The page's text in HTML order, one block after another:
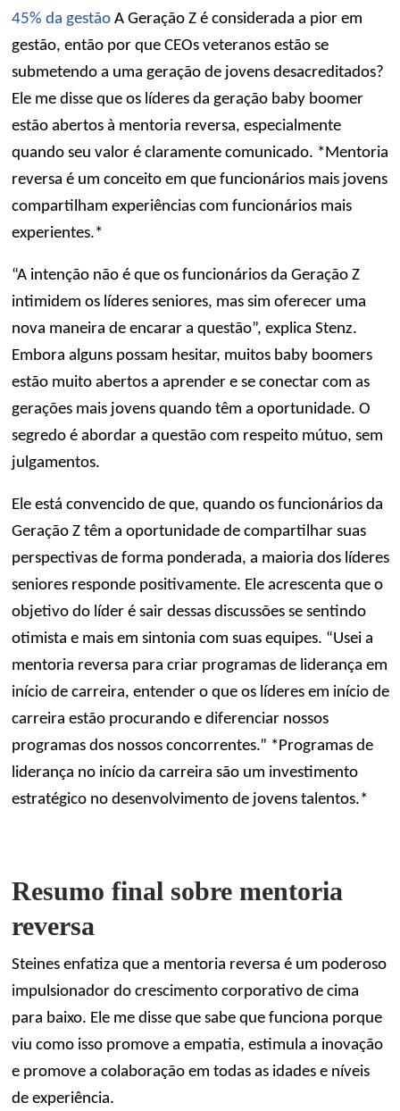
45% da gestãoA Geração Z é considerada a pior em
gestão, então por que CEOs veteranos estão se
submetendo a uma geração de jovens desacreditados?
Ele me disse que os líderes da geração baby boomer
estão abertos à mentoria reversa, especialmente
quando seu valor é claramente comunicado. *Mentoria
reversa é um conceito em que funcionários mais jovens
compartilham experiências com funcionários mais
experientes.*
“A intenção não é que os funcionários da Geração Z
intimidem os líderes seniores, mas sim oferecer uma
nova maneira de encarar a questão”, explica Stenz.
Embora alguns possam hesitar, muitos baby boomers
estão muito abertos a aprender e se conectar com as
gerações mais jovens quando têm a oportunidade. O
segredo é abordar a questão com respeito mútuo, sem
julgamentos.
Ele está convencido de que, quando os funcionários da
Geração Z têm a oportunidade de compartilhar suas
perspectivas de forma ponderada, a maioria dos líderes
seniores responde positivamente. Ele acrescenta que o
objetivo do líder é sair dessas discussões se sentindo
otimista e mais em sintonia com suas equipes. “Usei a
mentoria reversa para criar programas de liderança em
início de carreira, entender o que os líderes em início de
carreira estão procurando e diferenciar nossos
programas dos nossos concorrentes.” *Programas de
liderança no início da carreira são um investimento
estratégico no desenvolvimento de jovens talentos.*
Resumo final sobre mentoria
reversa
Steines enfatiza que a mentoria reversa é um poderoso
impulsionador do crescimento corporativo de cima
para baixo. Ele me disse que sabe que funciona porque
viu como isso promove a empatia, estimula a inovação
e promove a colaboração em todas as idades e níveis
de experiência.